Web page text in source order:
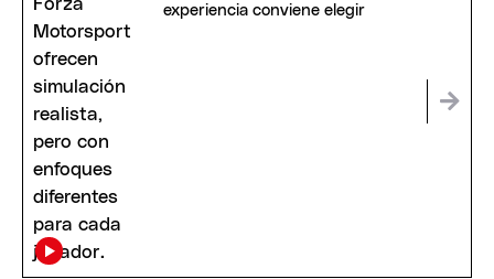
experiencia conviene elegir